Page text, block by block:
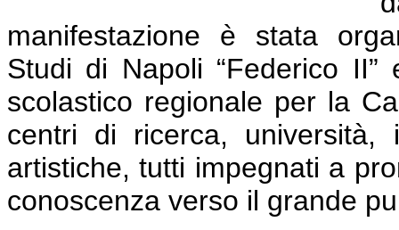
manifestazione è stata
Studi di Napoli “Federico II”
scolastico regionale per la
centri di ricerca, università,
artistiche, tutti impegnati a
conoscenza verso il grande